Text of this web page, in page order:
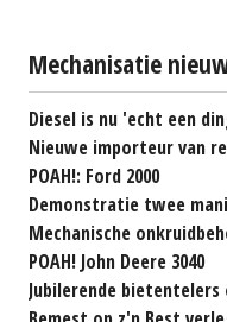
Mechanisatie
Diesel is nu 'echt een
Nieuwe importeur van
POAH!: Ford 2000
Demonstratie twee
Mechanische
POAH! John Deere 3040
Jubilerende